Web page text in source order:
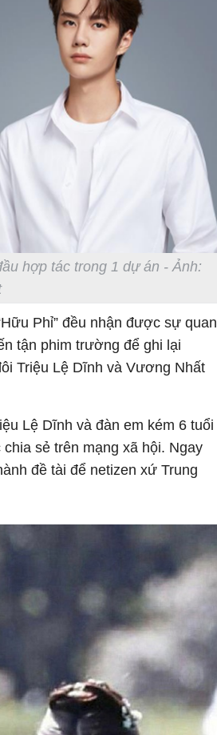
hợp tác trong 1 dự án - Ảnh:
Phỉ” đều nhận được sự quan
tận phim trường để ghi lại
Triệu Lệ Dĩnh và Vương Nhất
Lệ Dĩnh và đàn em kém 6 tuổi
sẻ trên mạng xã hội. Ngay
đề tài để netizen xứ Trung